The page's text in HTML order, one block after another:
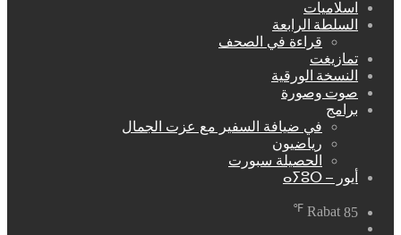
اسلاميات
السلطة الرابعة
قراءة في الصحف
تمازيغت
النسخة الورقية
صوت وصورة
برامج
في ضيافة السفير مع عزت الجمال
رياضيون
الحصيلة سبورت
أيور – ⴰⵢⵓⵔ
Rabat 85
℉